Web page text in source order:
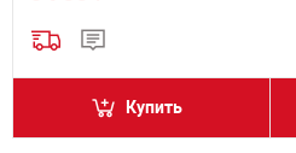
Купить